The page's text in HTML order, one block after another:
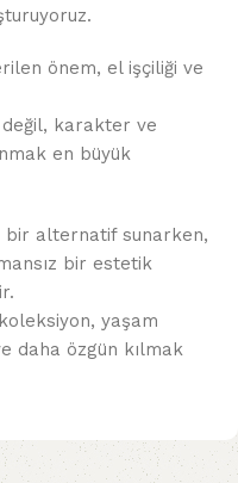
önem, el işçiliği ve
karakter ve
en büyük
bir alternatif sunarken,
bir estetik
yaşam
daha özgün kılmak